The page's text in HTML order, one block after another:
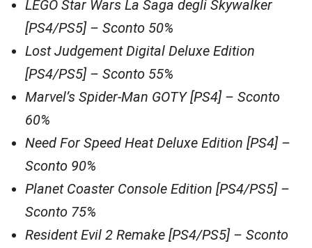
LEGO Star Wars La Saga degli Skywalker
[PS4/PS5] – Sconto 50%
Lost Judgement Digital Deluxe Edition
[PS4/PS5] – Sconto 55%
Marvel’s Spider-Man GOTY [PS4] – Sconto
60%
Need For Speed Heat Deluxe Edition [PS4] –
Sconto 90%
Planet Coaster Console Edition [PS4/PS5] –
Sconto 75%
Resident Evil 2 Remake [PS4/PS5] – Sconto